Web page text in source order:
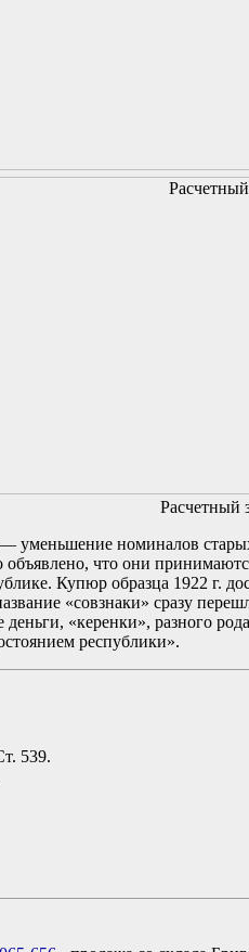
Расчетный
номиналов
объявлено, что они
Купюр образца 1922 г.
«совзнаки» сразу
деньги, «керенки»,
республики».
539.